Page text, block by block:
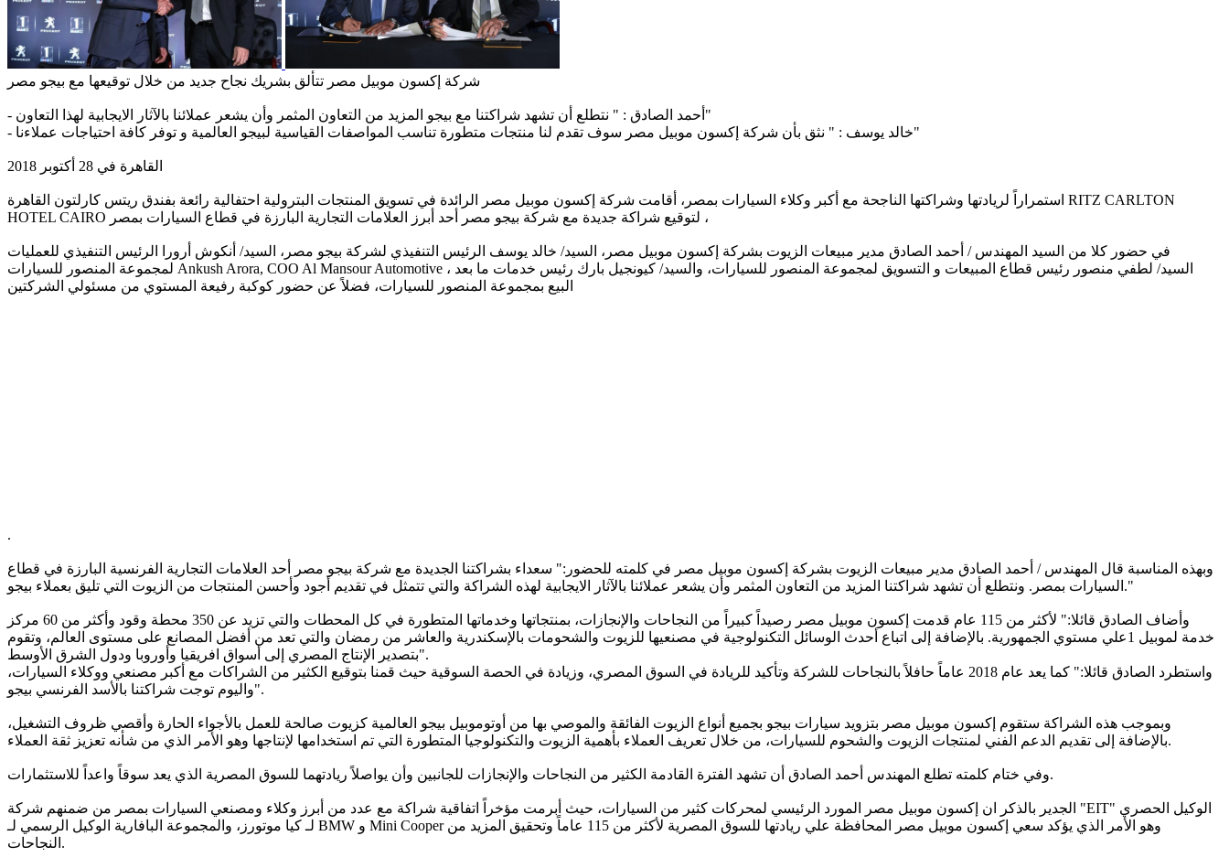
شركة إكسون موبيل مصر تتألق بشريك نجاح جديد من خلال توقيعها مع بيجو مصر
- أحمد الصادق : " نتطلع أن تشهد شراكتنا مع بيجو المزيد من التعاون المثمر وأن يشعر عملائنا بالآثار الايجابية لهذا التعاون"
- خالد يوسف : " نثق بأن شركة إكسون موبيل مصر سوف تقدم لنا منتجات متطورة تناسب المواصفات القياسية لبيجو العالمية و توفر كافة احتياجات عملاءنا"
القاهرة في 28 أكتوبر 2018
استمراراً لريادتها وشراكتها الناجحة مع أكبر وكلاء السيارات بمصر، أقامت شركة إكسون موبيل مصر الرائدة في تسويق المنتجات البترولية احتفالية رائعة بفندق ريتس كارلتون القاهرة RITZ CARLTON
HOTEL CAIRO لتوقيع شراكة جديدة مع شركة بيجو مصر أحد أبرز العلامات التجارية البارزة في قطاع السيارات بمصر ،
في حضور كلا من السيد المهندس / أحمد الصادق مدير مبيعات الزيوت بشركة إكسون موبيل مصر، السيد/ خالد يوسف الرئيس التنفيذي لشركة بيجو مصر، السيد/ أنكوش أرورا الرئيس التنفيذي للعمليات
لمجموعة المنصور للسيارات Ankush Arora, COO Al Mansour Automotive ، السيد/ لطفي منصور رئيس قطاع المبيعات و التسويق لمجموعة المنصور للسيارات، والسيد/ كيونجيل بارك رئيس خدمات ما بعد
البيع بمجموعة المنصور للسيارات، فضلاً عن حضور كوكبة رفيعة المستوي من مسئولي الشركتين
.
وبهذه المناسبة قال المهندس / أحمد الصادق مدير مبيعات الزيوت بشركة إكسون موبيل مصر في كلمته للحضور:" سعداء بشراكتنا الجديدة مع شركة بيجو مصر أحد العلامات التجارية الفرنسية البارزة في قطاع
السيارات بمصر. ونتطلع أن تشهد شراكتنا المزيد من التعاون المثمر وأن يشعر عملائنا بالآثار الايجابية لهذه الشراكة والتي تتمثل في تقديم أجود وأحسن المنتجات من الزيوت التي تليق بعملاء بيجو."
وأضاف الصادق قائلا:" لأكثر من 115 عام قدمت إكسون موبيل مصر رصيداً كبيراً من النجاحات والإنجازات، بمنتجاتها وخدماتها المتطورة في كل المحطات والتي تزيد عن 350 محطة وقود وأكثر من 60 مركز
خدمة لموبيل 1علي مستوي الجمهورية. بالإضافة إلى اتباع أحدث الوسائل التكنولوجية في مصنعيها للزيوت والشحومات بالإسكندرية والعاشر من رمضان والتي تعد من أفضل المصانع على مستوى العالم، وتقوم
بتصدير الإنتاج المصري إلى أسواق افريقيا وأوروبا ودول الشرق الأوسط".
واستطرد الصادق قائلا:" كما يعد عام 2018 عاماً حافلاً بالنجاحات للشركة وتأكيد للريادة في السوق المصري، وزيادة في الحصة السوقية حيث قمنا بتوقيع الكثير من الشراكات مع أكبر مصنعي ووكلاء السيارات،
واليوم توجت شراكتنا بالأسد الفرنسي بيجو".
وبموجب هذه الشراكة ستقوم إكسون موبيل مصر بتزويد سيارات بيجو بجميع أنواع الزيوت الفائقة والموصي بها من أوتوموبيل بيجو العالمية كزيوت صالحة للعمل بالأجواء الحارة وأقصي ظروف التشغيل،
بالإضافة إلى تقديم الدعم الفني لمنتجات الزيوت والشحوم للسيارات، من خلال تعريف العملاء بأهمية الزيوت والتكنولوجيا المتطورة التي تم استخدامها لإنتاجها وهو الأمر الذي من شأنه تعزيز ثقة العملاء.
وفي ختام كلمته تطلع المهندس أحمد الصادق أن تشهد الفترة القادمة الكثير من النجاحات والإنجازات للجانبين وأن يواصلاً ريادتهما للسوق المصرية الذي يعد سوقاً واعداً للاستثمارات.
الجدير بالذكر ان إكسون موبيل مصر المورد الرئيسي لمحركات كثير من السيارات، حيث أبرمت مؤخراً اتفاقية شراكة مع عدد من أبرز وكلاء ومصنعي السيارات بمصر من ضمنهم شركة "EIT" الوكيل الحصري
لـ كيا موتورز، والمجموعة البافارية الوكيل الرسمي لـ BMW و Mini Cooper وهو الأمر الذي يؤكد سعي إكسون موبيل مصر المحافظة علي ريادتها للسوق المصرية لأكثر من 115 عاماً وتحقيق المزيد من
النجاحات.